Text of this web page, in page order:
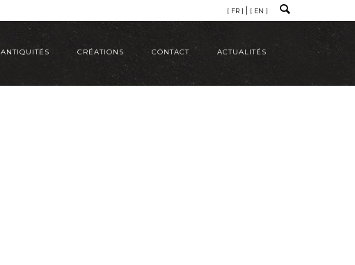
[ FR ] [ EN ]
ANTIQUITÉS CRÉATIONS CONTACT ACTUALITÉS